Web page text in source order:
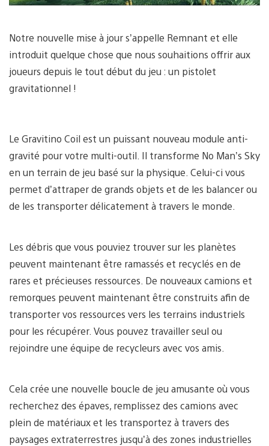
Notre nouvelle mise à jour s’appelle Remnant et elle
introduit quelque chose que nous souhaitions offrir aux
joueurs depuis le tout début du jeu : un pistolet
gravitationnel !
Le Gravitino Coil est un puissant nouveau module anti-
gravité pour votre multi-outil. Il transforme No Man’s Sky
en un terrain de jeu basé sur la physique. Celui-ci vous
permet d’attraper de grands objets et de les balancer ou
de les transporter délicatement à travers le monde.
Les débris que vous pouviez trouver sur les planètes
peuvent maintenant être ramassés et recyclés en de
rares et précieuses ressources. De nouveaux camions et
remorques peuvent maintenant être construits afin de
transporter vos ressources vers les terrains industriels
pour les récupérer. Vous pouvez travailler seul ou
rejoindre une équipe de recycleurs avec vos amis.
Cela crée une nouvelle boucle de jeu amusante où vous
recherchez des épaves, remplissez des camions avec
plein de matériaux et les transportez à travers des
paysages extraterrestres jusqu’à des zones industrielles